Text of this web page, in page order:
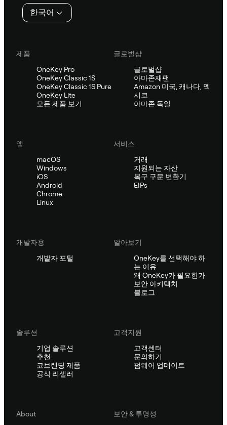
한국어
제품
OneKey Pro
OneKey Classic 1S
OneKey Classic 1S Pure
OneKey Lite
모든 제품 보기
글로벌샵
글로벌샵
아마존재팬
Amazon 미국, 캐나다, 멕
시코
아마존 독일
앱
macOS
Windows
iOS
Android
Chrome
Linux
서비스
거래
지원되는 자산
복구 구문 변환기
EIPs
개발자용
개발자 포털
알아보기
OneKey를 선택해야 하
는 이유
왜 OneKey가 필요한가
보안 아키텍처
블로그
솔루션
기업 솔루션
추천
코브랜딩 제품
공식 리셀러
고객지원
고객센터
문의하기
펌웨어 업데이트
About
보안 & 투명성